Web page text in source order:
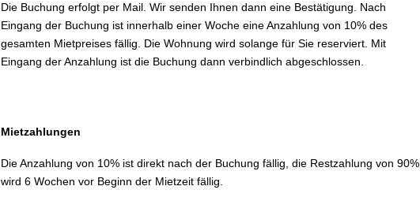
Die Buchung erfolgt per Mail. Wir senden Ihnen dann eine Bestätigung. Nach
Eingang der Buchung ist innerhalb einer Woche eine Anzahlung von 10% des
gesamten Mietpreises fällig. Die Wohnung wird solange für Sie reserviert. Mit
Eingang der Anzahlung ist die Buchung dann verbindlich abgeschlossen.
Mietzahlungen
Die Anzahlung von 10% ist direkt nach der Buchung fällig, die Restzahlung von 90%
wird 6 Wochen vor Beginn der Mietzeit fällig.